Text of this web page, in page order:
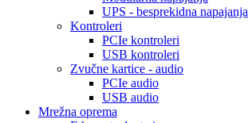
UPS - besprekidna napajanja
Kontroleri
PCIe kontroleri
USB kontroleri
Zvučne kartice - audio
PCIe audio
USB audio
Mrežna oprema